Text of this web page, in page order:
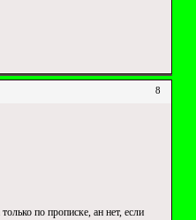
8
по прописке, ан нет, если